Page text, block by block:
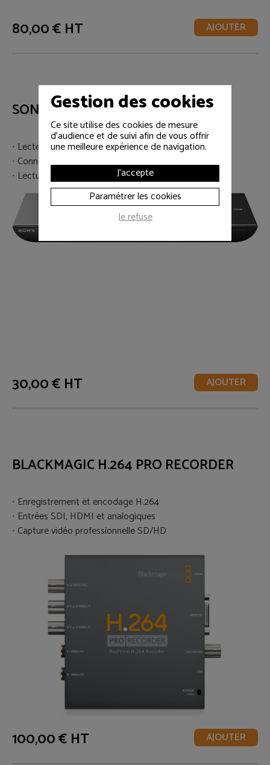
80,00 € HT AJOUTER
SONY BDP-S490
Lecteur BLU-RAY / DVD 3D
Connecté Ethernet
Lecture multimédia HD USB
30,00 € HT AJOUTER
BLACKMAGIC H.264 PRO RECORDER
Enregistrement et encodage H.264
Entrées SDI, HDMI et analogiques
Capture vidéo professionnelle SD/HD
100,00 € HT AJOUTER
Gestion des cookies
Ce site utilise des cookies de mesure
d'audience et de suivi afin de vous offrir
une meilleure expérience de navigation.
J'accepte
Paramétrer les cookies
Je refuse